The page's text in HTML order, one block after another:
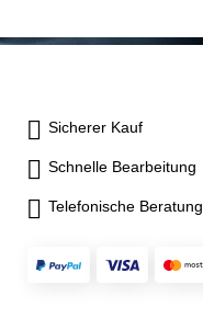
Sicherer Kauf
Schnelle Bearbeitung
Telefonische Beratung